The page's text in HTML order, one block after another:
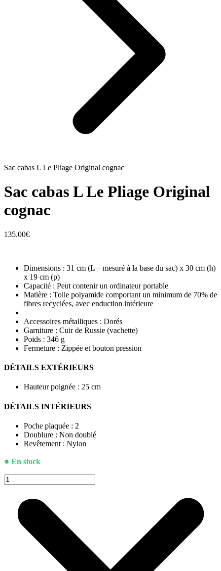
Sac cabas L Le Pliage Original cognac
Sac cabas L Le Pliage Original
cognac
135.00€
Dimensions : 31 cm (L – mesuré à la base du sac) x 30 cm (h)
x 19 cm (p)
Capacité : Peut contenir un ordinateur portable
Matière : Toile polyamide comportant un minimum de 70% de
fibres recyclées, avec enduction intérieure
Accessoires métalliques : Dorés
Garniture : Cuir de Russie (vachette)
Poids : 346 g
Fermeture : Zippée et bouton pression
DÉTAILS EXTÉRIEURS
Hauteur poignée : 25 cm
DÉTAILS INTÉRIEURS
Poche plaquée : 2
Doublure : Non doublé
Revêtement : Nylon
● En stock